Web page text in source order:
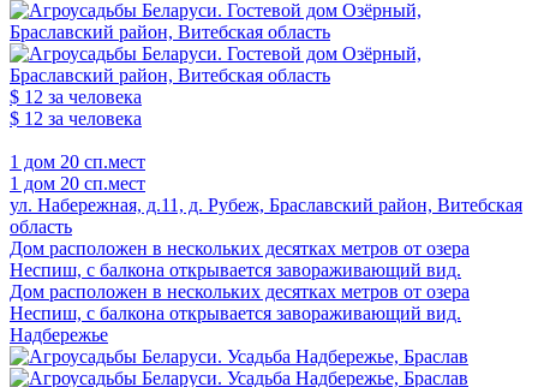
$ 12 за человека
$ 12 за человека
1 дом 20 сп.мест
1 дом 20 сп.мест
ул. Набережная, д.11, д. Рубеж, Браславский район, Витебская
область
Дом расположен в нескольких десятках метров от озера
Неспиш, с балкона открывается завораживающий вид.
Дом расположен в нескольких десятках метров от озера
Неспиш, с балкона открывается завораживающий вид.
Надбережье